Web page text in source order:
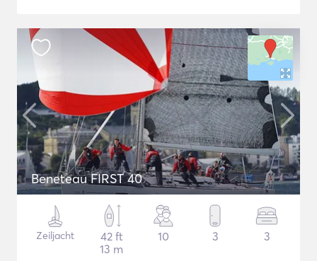
Beneteau FIRST 40
Zeiljacht
42 ft
13 m
10 3 3